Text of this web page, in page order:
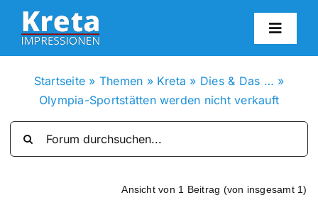
Zum
Inhalt
springen
Startseite » Themen » Kreta » Dies & Das … »
Olympia-Sportstätten werden nicht verkauft
Ansicht von 1 Beitrag (von insgesamt 1)